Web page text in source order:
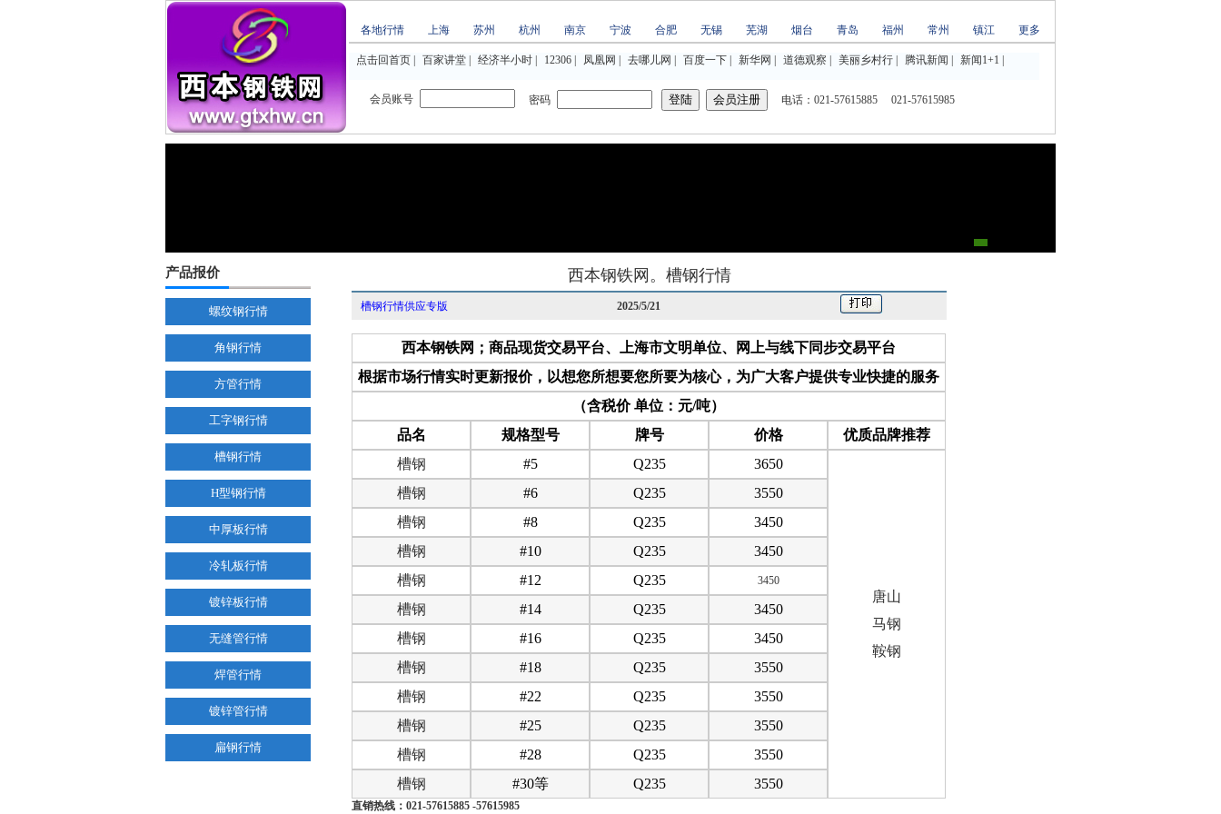
各地行情 上海 苏州 杭州 南京 宁波 合肥 无锡 芜湖 烟台 青岛 福州 常州 镇江 更多
点击回首页 百家讲堂 经济半小时 12306 凤凰网 去哪儿网 百度一下 新华网 道德观察 美丽乡村行 腾讯新闻 新闻1+1
会员账号 密码 电话：021-57615885 021-57615985
产品报价
螺纹钢行情
角钢行情
方管行情
工字钢行情
槽钢行情
H型钢行情
中厚板行情
冷轧板行情
镀锌板行情
无缝管行情
焊管行情
镀锌管行情
扁钢行情
西本钢铁网。槽钢行情
槽钢行情供应专版 2025/5/21
西本钢铁网；商品现货交易平台、上海市文明单位、网上与线下同步交易平台
根据市场行情实时更新报价，以想您所想要您所要为核心，为广大客户提供专业快捷的服务
（含税价 单位：元/吨）
品名
规格型号 牌号 价格
优质品牌推荐
槽钢
#5 Q235 3650
唐山
马钢
鞍钢
槽钢 #6 Q235
3550
槽钢
#8 Q235
3450
槽钢
#10 Q235
3450
槽钢
#12 Q235 3450
槽钢 #14 Q235
3450
槽钢
#16 Q235
3450
槽钢
#18 Q235
3550
槽钢
#22 Q235
3550
槽钢
#25 Q235
3550
槽钢
#28 Q235
3550
槽钢
#30等 Q235 3550
直销热线：021-57615885 -57615985